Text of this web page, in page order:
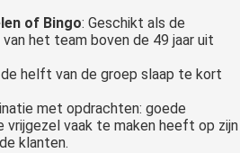
of Bingo: Geschikt als de
het team boven de 49 jaar uit
helft van de groep slaap te kort
met opdrachten: goede
vrijgezel vaak te maken heeft op zijn
klanten.